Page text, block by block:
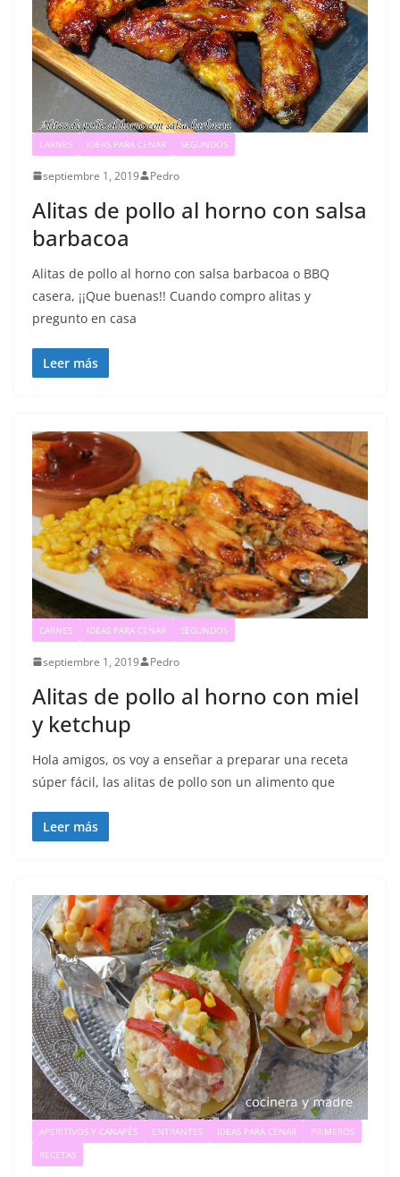
CARNES IDEAS PARA CENAR SEGUNDOS
septiembre 1, 2019 Pedro
Alitas de pollo al horno con salsa
barbacoa
Alitas de pollo al horno con salsa barbacoa o BBQ
casera, ¡¡Que buenas!! Cuando compro alitas y
pregunto en casa
Leer más
CARNES IDEAS PARA CENAR SEGUNDOS
septiembre 1, 2019 Pedro
Alitas de pollo al horno con miel
y ketchup
Hola amigos, os voy a enseñar a preparar una receta
súper fácil, las alitas de pollo son un alimento que
Leer más
APERITIVOS Y CANAPÉS ENTRANTES IDEAS PARA CENAR
PRIMEROS
RECETAS